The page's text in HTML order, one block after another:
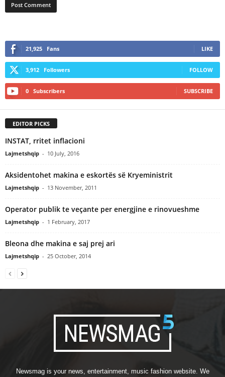
21,925 Fans LIKE
3,912 Followers FOLLOW
0 Subscribers SUBSCRIBE
EDITOR PICKS
INSTAT, rritet inflacioni
Lajmetshqip - 10 July, 2016
Aksidentohet makina e eskortës së Kryeministrit
Lajmetshqip - 13 November, 2011
Operator publik te veçante per energjine e rinovueshme
Lajmetshqip - 1 February, 2017
Bleona dhe makina e saj prej ari
Lajmetshqip - 25 October, 2014
Newsmag is your news, entertainment, music fashion website. We